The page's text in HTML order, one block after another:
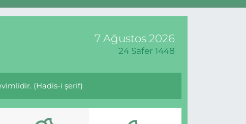
7 Ağustos 2026
24 Safer 1448
(Hadis-i şerif)